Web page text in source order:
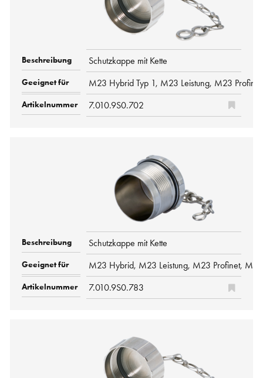
Schutzkappe mit Kette
M23 Hybrid Typ 1, M23 Leistung, M23
7.010.9S0.702
Schutzkappe mit Kette
M23 Hybrid, M23 Leistung, M23 Profinet,
7.010.9S0.783